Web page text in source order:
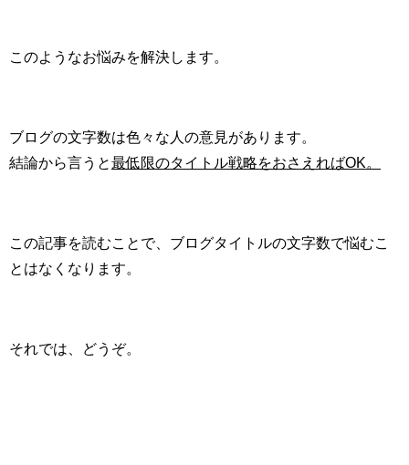
このようなお悩みを解決します。
ブログの文字数は色々な人の意見があります。
結論から言うと最低限のタイトル戦略をおさえればOK。
この記事を読むことで、ブログタイトルの文字数で悩むこ
とはなくなります。
それでは、どうぞ。